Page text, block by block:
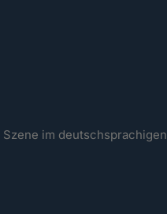
im deutschsprachigen